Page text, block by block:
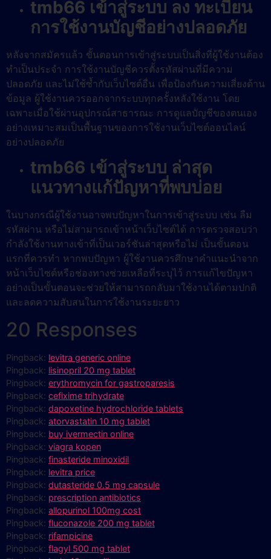
tmb66 เข้าสู่ระบบ ลง ทะเบียน
การใช้งานบัญชีอย่างปลอดภัย
หลังจากสมัครแล้ว ขั้นตอนการเข้าสู่ระบบเป็นสิ่งที่ผู้ใช้งานต้อง
ทำเป็นประจำ การใช้งานบัญชีควรตั้งรหัสผ่านที่มีความ
ปลอดภัย และไม่ใช้ซ้ำกับเว็บไซต์อื่น เพื่อป้องกันความเสี่ยงด้าน
ข้อมูล ผู้ใช้งานควรออกจากระบบทุกครั้งหลังใช้งาน โดย
เฉพาะเมื่อใช้ผ่านอุปกรณ์สาธารณะ การดูแลบัญชีของตนเอง
อย่างเหมาะสมเป็นพื้นฐานของการใช้งานเว็บไซต์ออนไลน์
อย่างปลอดภัย
tmb66 เข้าสู่ระบบ ล่าสุด
แนวทางแก้ปัญหาที่พบบ่อย
ในบางกรณีผู้ใช้งานอาจพบปัญหาในการเข้าสู่ระบบ เช่น ลืม
รหัสผ่าน หรือไม่สามารถเข้าหน้าเว็บไซต์ได้ การตรวจสอบว่า
กำลังใช้งานทางเข้าที่เป็นเวอร์ชันล่าสุดหรือไม่ เป็นขั้นตอน
แรกที่ควรทำ หากพบปัญหา ผู้ใช้งานควรศึกษาคำแนะนำจาก
หน้าเว็บไซต์หรือช่องทางช่วยเหลือที่ระบุไว้ การแก้ไขปัญหา
อย่างเป็นขั้นตอนจะช่วยให้สามารถกลับมาใช้งานได้ตามปกติ
และลดความสับสนในการใช้งานระยะยาว
20 Responses
Pingback: levitra generic online
Pingback: lisinopril 20 mg tablet
Pingback: erythromycin for gastroparesis
Pingback: cefixime trihydrate
Pingback: dapoxetine hydrochloride tablets
Pingback: atorvastatin 10 mg tablet
Pingback: buy ivermectin online
Pingback: viagra kopen
Pingback: finasteride minoxidil
Pingback: levitra price
Pingback: dutasteride 0.5 mg capsule
Pingback: prescription antibiotics
Pingback: allopurinol 100mg cost
Pingback: fluconazole 200 mg tablet
Pingback: rifampicine
Pingback: flagyl 500 mg tablet